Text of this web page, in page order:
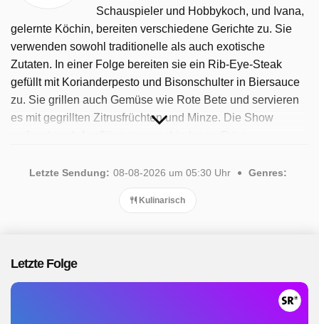
Schauspieler und Hobbykoch, und Ivana,
gelernte Köchin, bereiten verschiedene Gerichte zu. Sie
verwenden sowohl traditionelle als auch exotische
Zutaten. In einer Folge bereiten sie ein Rib-Eye-Steak
gefüllt mit Korianderpesto und Bisonschulter in Biersauce
zu. Sie grillen auch Gemüse wie Rote Bete und servieren
es mit gegrillten Zitrusfrüchten und Minze. Die Show
Adnan und Ivana mehr über die Herkunft ihrer Zutaten
erfahren. Während des Kochens teilen sie Geschichten
und Techniken und inspirieren die Zuschauer, selbst damit
August 2026.
Letzte Sendung: 08-08-2026 um 05:30 Uhr Genres:
Kulinarisch
Letzte Folge